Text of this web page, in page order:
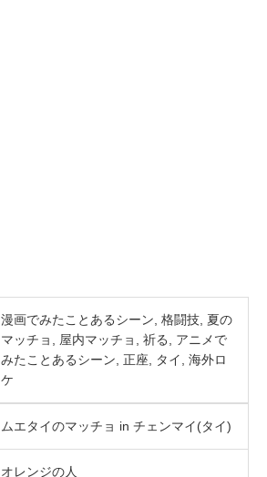
漫画でみたことあるシーン 格闘技 夏の
マッチョ
屋内マッチョ 祈る
アニメで
みたことあるシーン 正座 タイ
海外ロ
ケ
ムエタイのマッチョ in チェンマイ(タイ)
オレンジの人